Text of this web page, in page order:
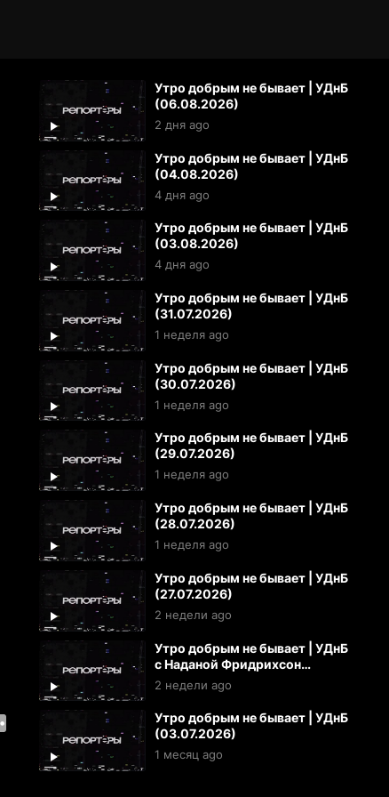
Утро добрым не бывает | УДнБ
(06.08.2026)
2 дня ago
Утро добрым не бывает | УДнБ
(04.08.2026)
4 дня ago
Утро добрым не бывает | УДнБ
(03.08.2026)
4 дня ago
Утро добрым не бывает | УДнБ
(31.07.2026)
1 неделя ago
Утро добрым не бывает | УДнБ
(30.07.2026)
1 неделя ago
Утро добрым не бывает | УДнБ
(29.07.2026)
1 неделя ago
Утро добрым не бывает | УДнБ
(28.07.2026)
1 неделя ago
Утро добрым не бывает | УДнБ
(27.07.2026)
2 недели ago
Утро добрым не бывает | УДнБ
с Наданой Фридрихсон
(24.07.2026)
2 недели ago
Утро добрым не бывает | УДнБ
(03.07.2026)
1 месяц ago